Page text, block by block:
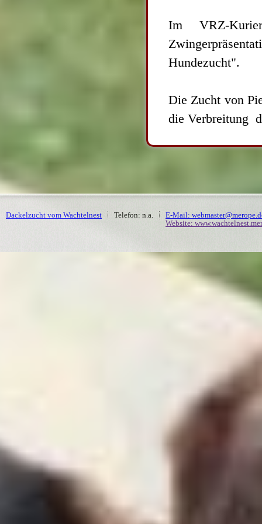
Im VRZ-
Hundezucht".
Die Zucht von
die Verbreitung
Dackelzucht vom Wachtelnest Telefon: n.a.
E-Mail:
Website: